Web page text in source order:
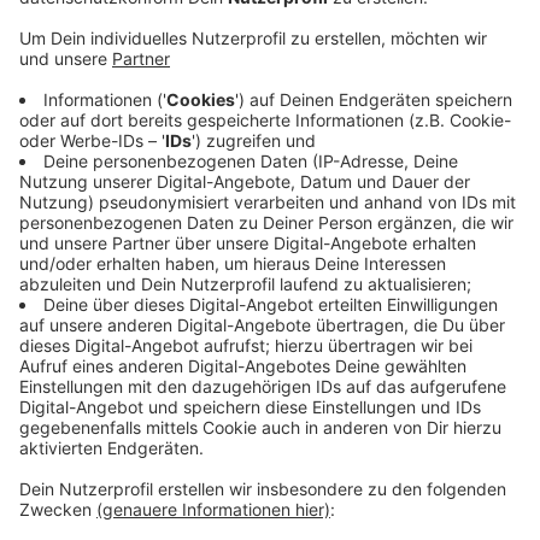
beteiligt sich die Siegener Ortsgruppe von „Fridays for
Future“ heute am siebten Globalen Klimastreik. Der
Aktionstag steht unter dem Motto „No more empty
Promises – keine leeren Versprechen mehr“.
Organisatorin Karolin Guhlke fordert die Stadt Siegen
auf, die bestehenden Lücken in der Klimapolitik endlich
aufzuarbeiten. Die heutige Aktion wird gemeinsam mit
„Students for Future“ durchgeführt und findet ab 16
Uhr am Kölner Tor und in der Fußgängerzone Kölner
Straße statt. Teilnehmer müssen ein strenges
Hygienekonzept beachten.
Anzeige